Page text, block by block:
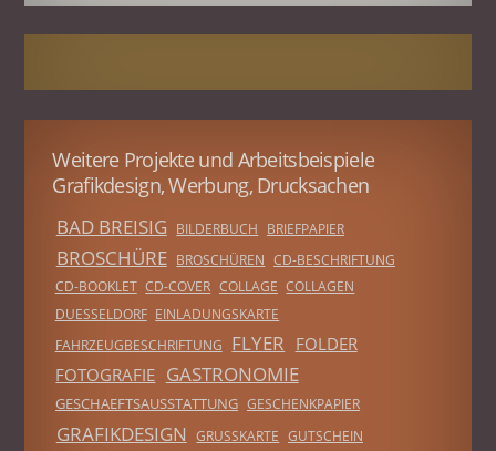
Weitere Projekte und Arbeitsbeispiele
Grafikdesign, Werbung, Drucksachen
BAD BREISIG BILDERBUCH BRIEFPAPIER
BROSCHÜRE BROSCHÜREN CD-BESCHRIFTUNG
CD-BOOKLET CD-COVER COLLAGE COLLAGEN
DUESSELDORF EINLADUNGSKARTE
FAHRZEUGBESCHRIFTUNG
FLYER FOLDER
FOTOGRAFIE GASTRONOMIE
GESCHAEFTSAUSSTATTUNG GESCHENKPAPIER
GRAFIKDESIGN GRUSSKARTE
GUTSCHEIN